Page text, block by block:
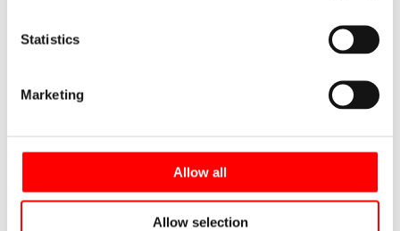
Statistics
Marketing
Allow all
Allow selection
«Almacenaje: Estanterías Industriales. Colección Guías